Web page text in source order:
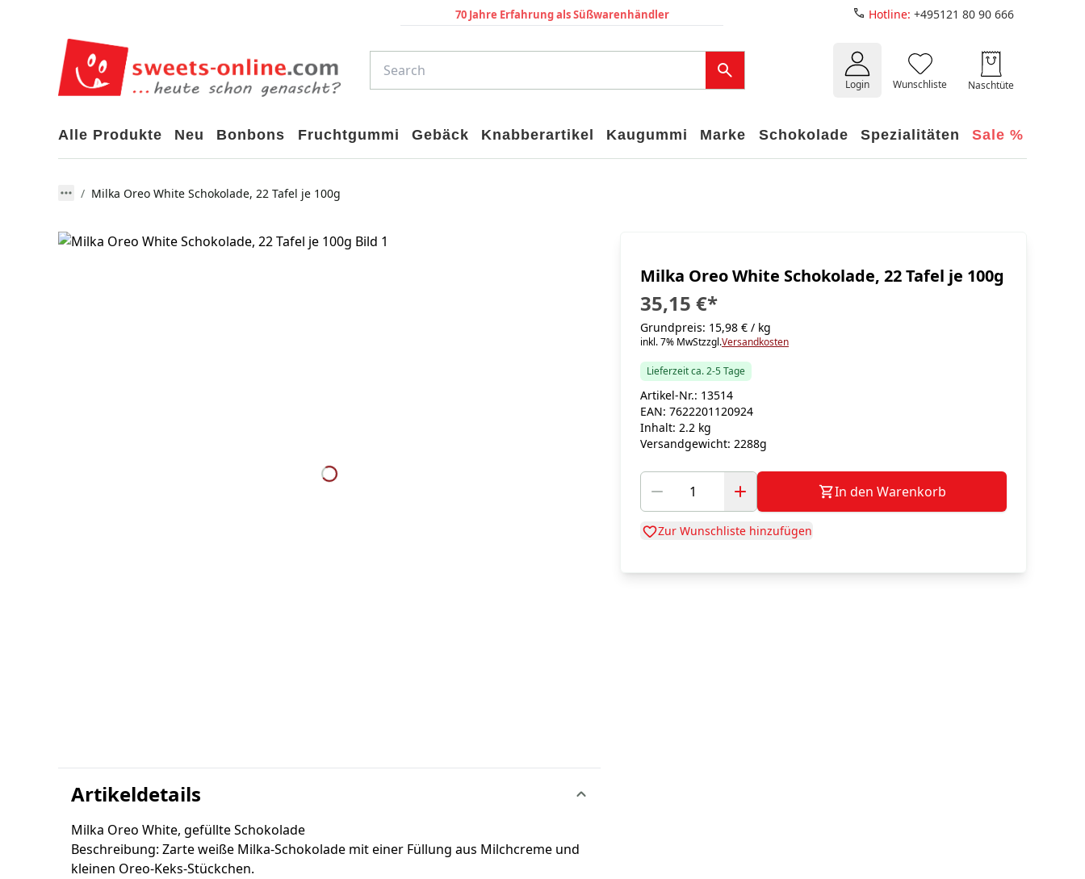
70 Jahre Erfahrung als Süßwarenhändler Hotline: +495121 80 90 666
Login Wunschliste Naschtüte
Alle Produkte Neu Bonbons Fruchtgummi Gebäck Knabberartikel Kaugummi Marke Schokolade Spezialitäten Sale %
Milka Oreo White Schokolade, 22 Tafel je 100g
Milka Oreo White Schokolade, 22 Tafel je 100g
35,15 €*
Grundpreis: 15,98 € / kg
inkl. 7% MwStzzgl.Versandkosten
Lieferzeit ca. 2-5 Tage
Artikel-Nr.: 13514
EAN: 7622201120924
Inhalt: 2.2 kg
Versandgewicht: 2288g
In den Warenkorb
Zur Wunschliste hinzufügen
Artikeldetails
Milka Oreo White, gefüllte Schokolade
Beschreibung: Zarte weiße Milka-Schokolade mit einer Füllung aus Milchcreme und
kleinen Oreo-Keks-Stückchen.